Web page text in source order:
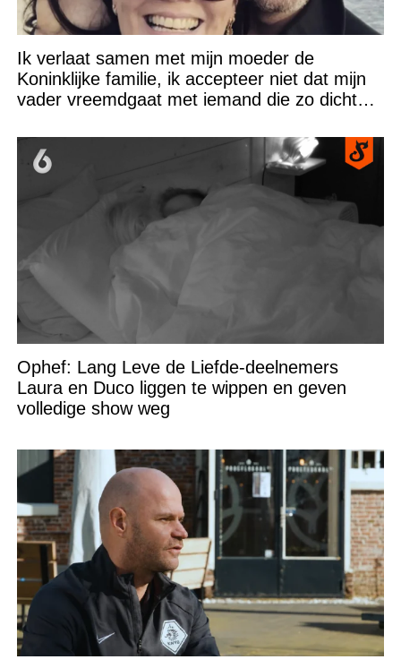
Ik verlaat samen met mijn moeder de
Koninklijke familie, ik accepteer niet dat mijn
vader vreemdgaat met iemand die zo dichtbij
Ophef: Lang Leve de Liefde-deelnemers
Laura en Duco liggen te wippen en geven
volledige show weg